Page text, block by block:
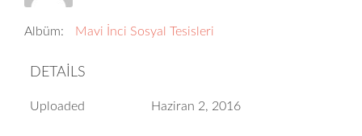
Albüm: Mavi İnci Sosyal Tesisleri
DETAILS
Uploaded Haziran 2, 2016